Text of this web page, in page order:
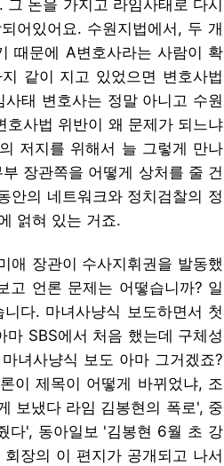
돈을 가지고 라임사태로 다시
어있어요. 수원지법에서, 두 개
때문에 A변호사라는 사람이 확
같이 지고 있었으면 변호사법
태 변호사는 정말 아니고 수원
호사법 위반이 왜 문제가 되느냐
저지를 위해서 늘 그렇게 만나
장관쪽을 어떻게 상처를 줄 건
안의 네트워크와 정치검찰의 정
얽혀 있는 거죠.
장관이 수사지휘권을 발동했
고 언론 문제는 어떻습니까? 일
다. 마녀사냥식 보도하면서 첫
SBS에서 처음 했는데 구체성
녀사냥식 보도 아마 그거겠죠?
이 제목이 어떻게 바뀌었냐, 조
보냈다 라임 김봉현의 폭로', 중
다', 동아일보 '김봉현 6월 초 강
장의 이 편지가 공개되고 나서